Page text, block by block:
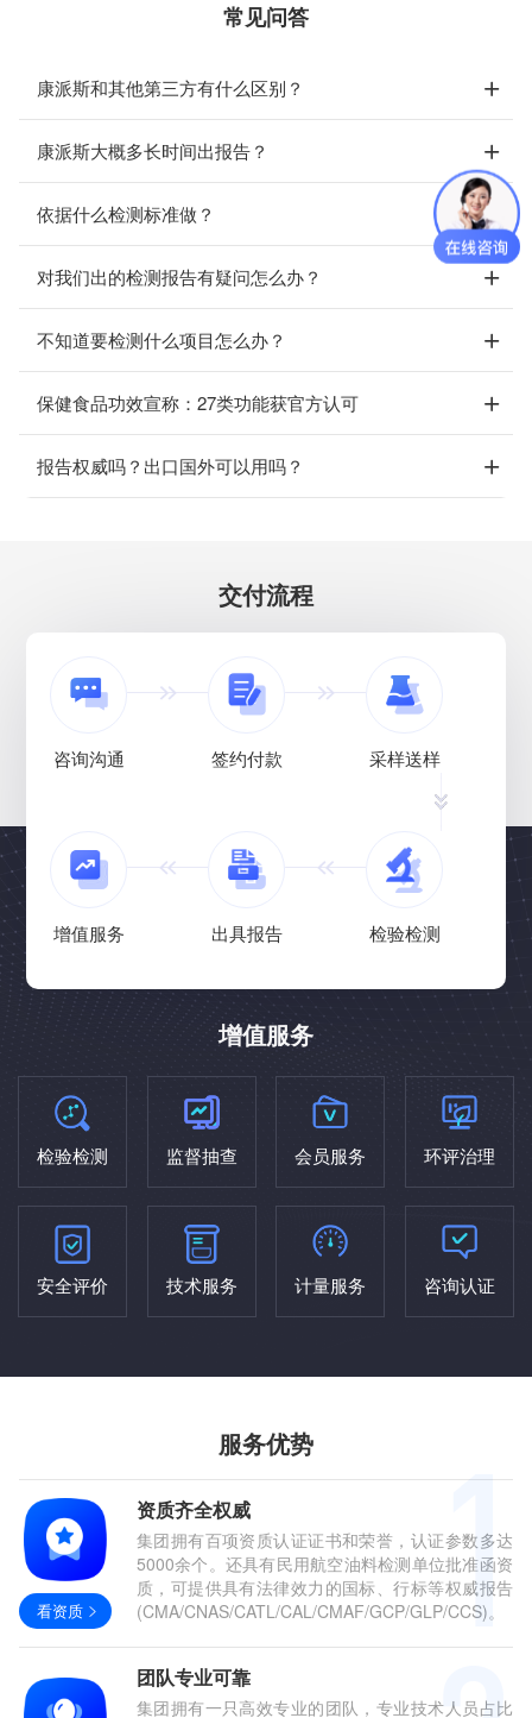
常见问答
康派斯和其他第三方有什么区别？
康派斯大概多长时间出报告？
依据什么检测标准做？
对我们出的检测报告有疑问怎么办？
不知道要检测什么项目怎么办？
保健食品功效宣称：27类功能获官方认可
报告权威吗？出口国外可以用吗？
交付流程
咨询沟通 签约付款 采样送样
增值服务 出具报告 检验检测
增值服务
检验检测 监督抽查 会员服务 环评治理
安全评价 技术服务 计量服务 咨询认证
服务优势
看资质
资质齐全权威
集团拥有百项资质认证证书和荣誉，认证参数多达
5000余个。还具有民用航空油料检测单位批准函资
质，可提供具有法律效力的国标、行标等权威报告
(CMA/CNAS/CATL/CAL/CMAF/GCP/GLP/CCS)。
团队专业可靠
集团拥有一只高效专业的团队，专业技术人员占比